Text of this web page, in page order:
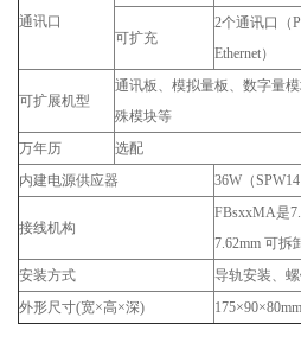
通讯口
可扩充
2个通讯口（
Ethernet）
可扩展机型
通讯板、模拟量板、数字量
殊模块等
万年历
选配
内建电源供应器
36W（
接线机构
FBsxxMA是
7.62mm 可拆
安装方式
导轨安装、
外形尺寸(宽×高×深)
175×90×80mm